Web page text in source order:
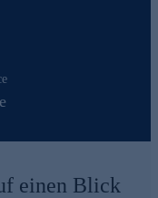
einen Blick